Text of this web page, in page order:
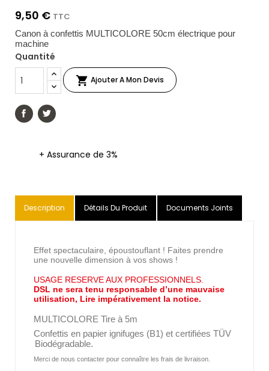
9,50 € TTC
Canon à confettis MULTICOLORE 50cm électrique pour
machine
Quantité
 Ajouter A Mon Devis
+ Assurance de 3%
Description Détails Du Produit Documents Joints
Effet spectaculaire, époustouflant ! Faites prendre
une nouvelle dimension à vos shows !
USAGE RESERVE AUX PROFESSIONNELS.
DSL ne sera tenu responsable d’une mauvaise
utilisation, Lire impérativement la notice.
MULTICOLORE Tire à 5m
Confettis en papier ignifuges (B1) et certifiées TÜV
Biodégradable.
Merci de nous contacter pour connaître les frais de livraison.